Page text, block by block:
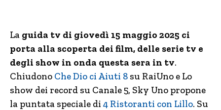
La guida tv di giovedì 15 maggio 2025 ci
porta alla scoperta dei film, delle serie tv e
degli show in onda questa sera in tv.
Chiudono Che Dio ci Aiuti 8 su RaiUno e Lo
show dei record su Canale 5, Sky Uno propone
la puntata speciale di 4 Ristoranti con Lillo. Su